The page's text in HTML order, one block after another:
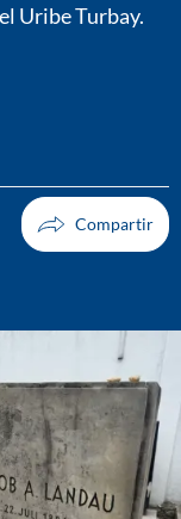
Uribe Turbay.